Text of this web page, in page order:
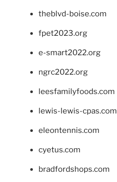
theblvd-boise.com
fpet2023.org
e-smart2022.org
ngrc2022.org
leesfamilyfoods.com
lewis-lewis-cpas.com
eleontennis.com
cyetus.com
bradfordshops.com